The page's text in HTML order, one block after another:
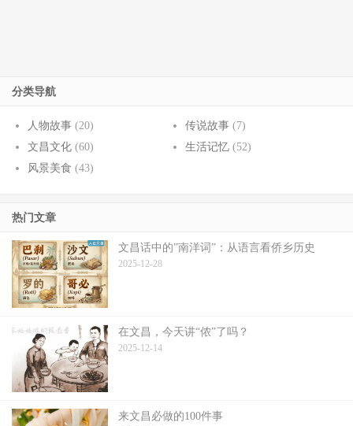
分类导航
人物故事 (20) 传说故事(7)
文昌文化 (60) 生活记忆(52)
风景美食 (43)
热门文章
文昌话中的”南洋词”：从语言看侨乡历史
2025-12-28
在文昌，今天讲“侬”了吗？
2025-12-14
来文昌必做的100件事